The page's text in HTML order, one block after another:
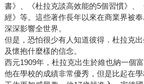
書》、《杜拉克談高效能的5個習慣》、
經》等。這些著作長年以來在商業界被
深深影響全世界。
但是，恐怕很少有人知道彼得．杜拉克
及懷抱什麼樣的信念。
西元1909年，杜拉克出生於維也納一個
他在學校的成績非常優秀，但是比起在